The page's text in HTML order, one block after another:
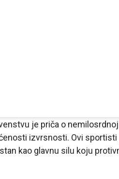
je priča o
izvrsnosti. Ovi
kao glavnu silu koju